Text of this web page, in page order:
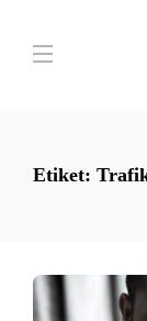
Etiket: